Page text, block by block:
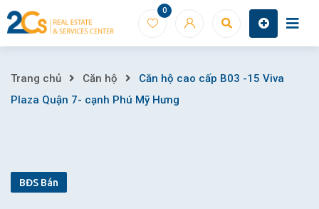
Skip
to
0
Căn
cấp
Trang chủ Căn hộ
Căn hộ cao cấp B03 -15 Viva
Plaza Quận 7- cạnh Phú Mỹ Hưng
BĐS Bán